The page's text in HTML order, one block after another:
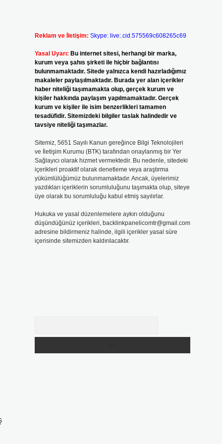
Reklam ve İletişim: Skype: live:.cid.575569c608265c69
Yasal Uyarı: Bu internet sitesi, herhangi bir marka,
kurum veya şahıs şirketi ile hiçbir bağlantısı
bulunmamaktadır. Sitede yalnızca kendi hazırladığımız
makaleler paylaşılmaktadır. Burada yer alan içerikler
haber niteliği taşımamakta olup, gerçek kurum ve
kişiler hakkında paylaşım yapılmamaktadır. Gerçek
kurum ve kişiler ile isim benzerlikleri tamamen
tesadüfidir. Sitemizdeki bilgiler taslak halindedir ve
tavsiye niteliği taşımazlar.
Sitemiz, 5651 Sayılı Kanun gereğince Bilgi Teknolojileri
ve İletişim Kurumu (BTK) tarafından onaylanmış bir Yer
Sağlayıcı olarak hizmet vermektedir. Bu nedenle, sitedeki
içerikleri proaktif olarak denetleme veya araştırma
yükümlülüğümüz bulunmamaktadır. Ancak, üyelerimiz
yazdıkları içeriklerin sorumluluğunu taşımakta olup, siteye
üye olarak bu sorumluluğu kabul etmiş sayılırlar.
Hukuka ve yasal düzenlemelere aykırı olduğunu
düşündüğünüz içerikleri, backlinkpanelicomtr@gmail.com
adresine bildirmeniz halinde, ilgili içerikler yasal süre
içerisinde sitemizden kaldırılacaktır.